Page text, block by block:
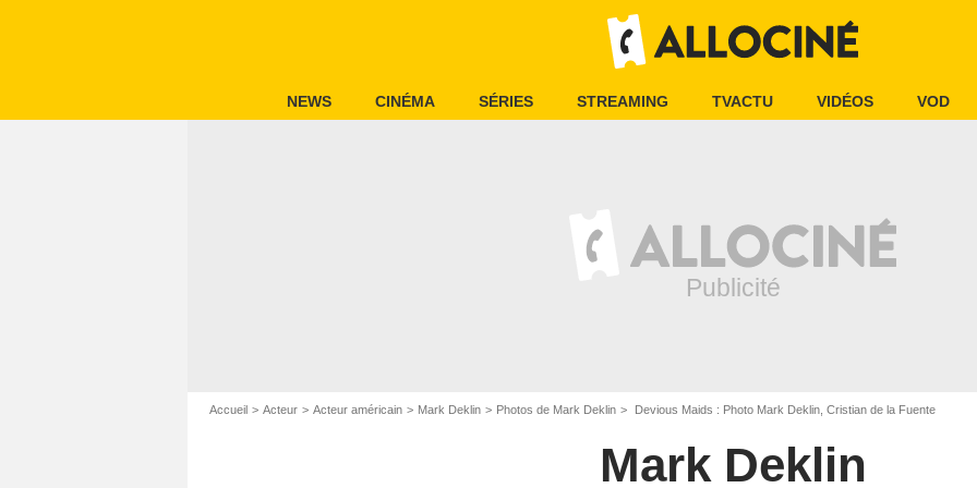
NEWS CINÉMA SÉRIES STREAMING TVACTU VIDÉOS VOD
Accueil Acteur Acteur américain Mark Deklin Photos de Mark Deklin Devious Maids : Photo Mark Deklin, Cristian de la Fuente
Mark Deklin